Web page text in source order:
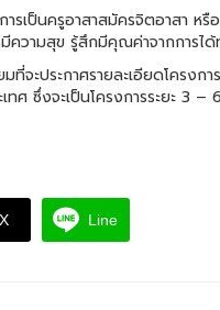
รเป็นครูอาสาสมัครจิตอาสา
ความสุข รู้สึกมีคุณค่าจากการได้
ที่จะประกาศรายละเอียดโคร
ศ ซึ่งจะเป็นโครงการระยะ 3 –
X Line